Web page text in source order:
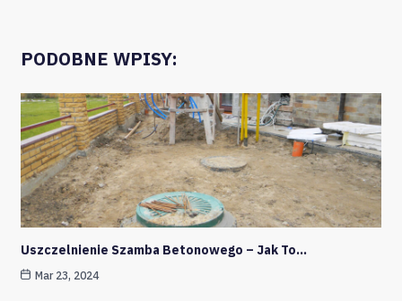
PODOBNE WPISY:
Uszczelnienie Szamba Betonowego – Jak To…
Mar 23, 2024